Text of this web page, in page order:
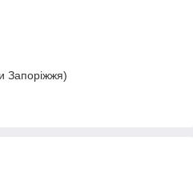
Запоріжжя)